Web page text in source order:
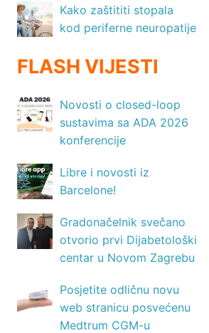
Kako zaštititi stopala
kod periferne neuropatije
FLASH VIJESTI
Novosti o closed-loop
sustavima sa ADA 2026
konferencije
Libre i novosti iz
Barcelone!
Gradonačelnik svečano
otvorio prvi Dijabetološki
centar u Novom Zagrebu
Posjetite odličnu novu
web stranicu posvećenu
Medtrum CGM-u